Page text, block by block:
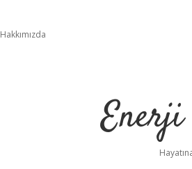
Hakkımızda
Enerji